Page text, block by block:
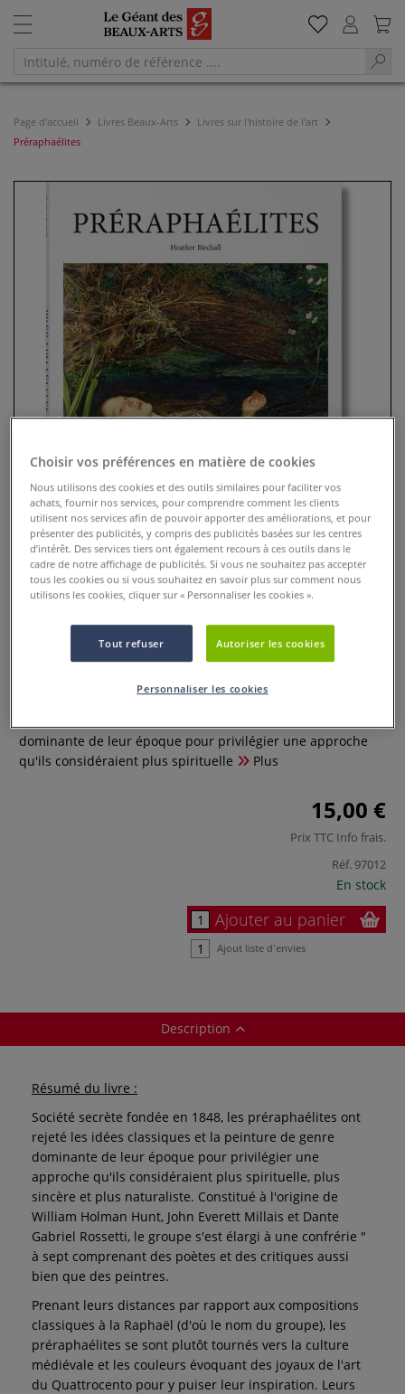
Page d'accueil Livres Beaux-Arts
Livres sur l'histoire de l'art
Préraphaélites
Préraphaélites
0 Commentaires
Société secrète fondée en 1848, les préraphaélites ont
dominante de leur époque pour privilégier une approche
qu'ils considéraient plus spirituelle
Plus
15,00 €
Prix TTC Info frais.
Réf. 97012
En stock
Ajouter au panier
Ajout liste d'envies
Description
Résumé du livre :
Société secrète fondée en 1848, les préraphaélites ont
rejeté les idées classiques et la peinture de genre
dominante de leur époque pour privilégier une
approche qu'ils considéraient plus spirituelle, plus
sincère et plus naturaliste. Constitué à l'origine de
William Holman Hunt, John Everett Millais et Dante
Gabriel Rossetti, le groupe s'est élargi à une confrérie "
à sept comprenant des poètes et des critiques aussi
bien que des peintres.
Prenant leurs distances par rapport aux compositions
classiques à la Raphaël (d'où le nom du groupe), les
préraphaélites se sont plutôt tournés vers la culture
médiévale et les couleurs évoquant des joyaux de l'art
du Quattrocento pour y puiser leur inspiration. Leurs
Choisir vos préférences en matière de cookies
Nous utilisons des cookies et des outils similaires pour faciliter vos
achats, fournir nos services, pour comprendre comment les clients
utilisent nos services afin de pouvoir apporter des améliorations, et pour
présenter des publicités, y compris des publicités basées sur les centres
d’intérêt. Des services tiers ont également recours à ces outils dans le
cadre de notre affichage de publicités. Si vous ne souhaitez pas accepter
tous les cookies ou si vous souhaitez en savoir plus sur comment nous
utilisons les cookies, cliquer sur « Personnaliser les cookies ».
Tout refuser Autoriser les cookies
Personnaliser les cookies